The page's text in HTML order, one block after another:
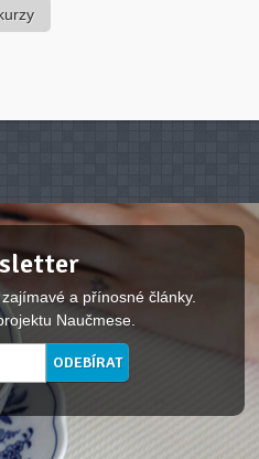
a přínosné články.
Naučmese.